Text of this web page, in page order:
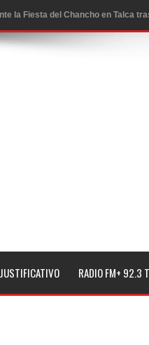
la Fiesta del Chancho en Talca
en el inicio de la Fiesta del
medidas y consulta oportuna
de Oro
desarrollará jornada de
de Brasil tras impulsar un
de Salud por dejar fuera a
RADIO FM+ 92.3